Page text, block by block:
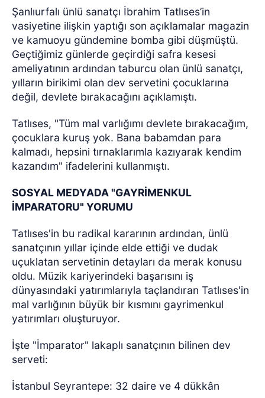
Şanlıurfalı ünlü sanatçı İbrahim Tatlıses’in
vasiyetine ilişkin yaptığı son açıklamalar magazin
ve kamuoyu gündemine bomba gibi düşmüştü.
Geçtiğimiz günlerde geçirdiği safra kesesi
ameliyatının ardından taburcu olan ünlü sanatçı,
yılların birikimi olan dev servetini çocuklarına
değil, devlete bırakacağını açıklamıştı.
Tatlıses, "Tüm mal varlığımı devlete bırakacağım,
çocuklara kuruş yok. Bana babamdan para
kalmadı, hepsini tırnaklarımla kazıyarak kendim
kazandım" ifadelerini kullanmıştı.
SOSYAL MEDYADA "GAYRİMENKUL
İMPARATORU" YORUMU
Tatlıses'in bu radikal kararının ardından, ünlü
sanatçının yıllar içinde elde ettiği ve dudak
uçuklatan servetinin detayları da merak konusu
oldu. Müzik kariyerindeki başarısını iş
dünyasındaki yatırımlarıyla taçlandıran Tatlıses'in
mal varlığının büyük bir kısmını gayrimenkul
yatırımları oluşturuyor.
İşte "İmparator" lakaplı sanatçının bilinen dev
serveti:
İstanbul Seyrantepe: 32 daire ve 4 dükkân